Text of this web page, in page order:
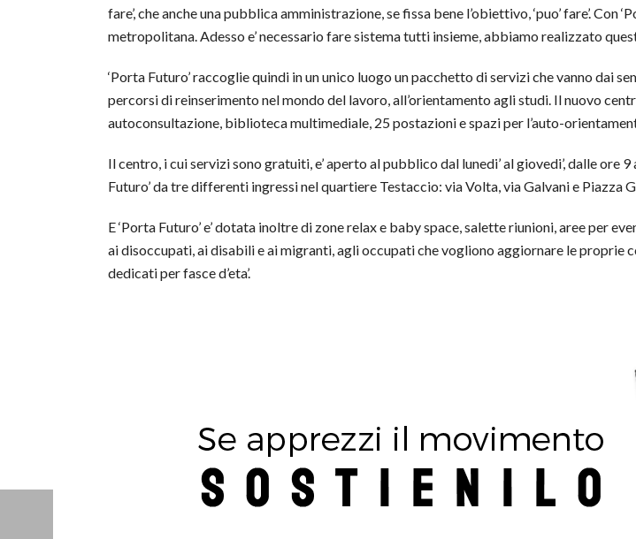
fare’, che anche una pubblica amministrazione, se fissa bene l’obiettivo, ‘puo’ fare’.
metropolitana. Adesso e’ necessario fare sistema tutti insieme, abbiamo realizzato
‘Porta Futuro’ raccoglie quindi in un unico luogo un pacchetto di servizi che vanno dai
percorsi di reinserimento nel mondo del lavoro, all’orientamento agli studi. Il nuovo
autoconsultazione, biblioteca multimediale, 25 postazioni e spazi per l’auto-
Il centro, i cui servizi sono gratuiti, e’ aperto al pubblico dal lunedi’ al giovedi’, dalle ore
Futuro’ da tre differenti ingressi nel quartiere Testaccio: via Volta, via Galvani e Piazza
E ‘Porta Futuro’ e’ dotata inoltre di zone relax e baby space, salette riunioni, aree per
ai disoccupati, ai disabili e ai migranti, agli occupati che vogliono aggiornare le proprie
dedicati per fasce d’eta’.